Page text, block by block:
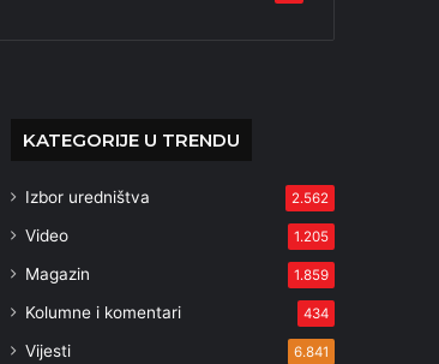
KATEGORIJE U TRENDU
Izbor uredništva 2.562
Video 1.205
Magazin 1.859
Kolumne i komentari 434
Vijesti 6.841